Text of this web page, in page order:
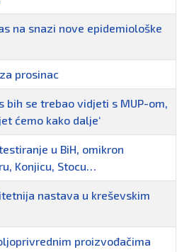
na snazi nove epidemiološke
prosinac
bih se trebao vidjeti s MUP-om,
ćemo kako dalje‘
u BiH, omikron
Konjicu, Stocu…
nastava u kreševskim
proizvođačima